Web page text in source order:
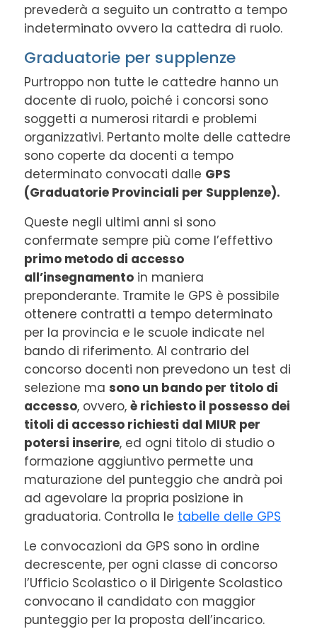
prevederà a seguito un contratto a tempo
indeterminato ovvero la cattedra di ruolo.
Graduatorie per supplenze
Purtroppo non tutte le cattedre hanno un
docente di ruolo, poiché i concorsi sono
soggetti a numerosi ritardi e problemi
organizzativi. Pertanto molte delle cattedre
sono coperte da docenti a tempo
determinato convocati dalle GPS
(Graduatorie Provinciali per Supplenze).
Queste negli ultimi anni si sono
confermate sempre più come l’effettivo
primo metodo di accesso
all’insegnamento in maniera
preponderante. Tramite le GPS è possibile
ottenere contratti a tempo determinato
per la provincia e le scuole indicate nel
bando di riferimento. Al contrario del
concorso docenti non prevedono un test di
selezione ma sono un bando per titolo di
accesso, ovvero, è richiesto il possesso dei
titoli di accesso richiesti dal MIUR per
potersi inserire, ed ogni titolo di studio o
formazione aggiuntivo permette una
maturazione del punteggio che andrà poi
ad agevolare la propria posizione in
graduatoria. Controlla le tabelle delle GPS
Le convocazioni da GPS sono in ordine
decrescente, per ogni classe di concorso
l’Ufficio Scolastico o il Dirigente Scolastico
convocano il candidato con maggior
punteggio per la proposta dell’incarico.